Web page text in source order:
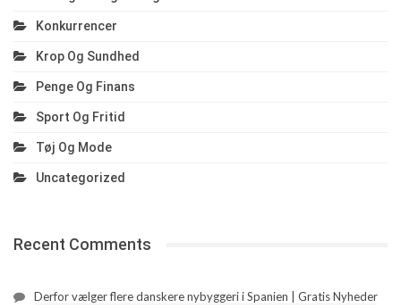
Konkurrencer
Krop Og Sundhed
Penge Og Finans
Sport Og Fritid
Tøj Og Mode
Uncategorized
Recent Comments
Derfor vælger flere danskere nybyggeri i Spanien | Gratis Nyheder